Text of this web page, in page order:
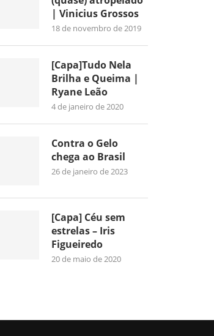
| Vinicius Grossos
18 de novembro de 2019
[Capa]Tudo Nela
Brilha e Queima |
Ryane Leão
4 de janeiro de 2020
Contra o Gelo
chega ao Brasil
26 de janeiro de 2023
[Capa] Céu sem
estrelas – Iris
Figueiredo
20 de maio de 2020